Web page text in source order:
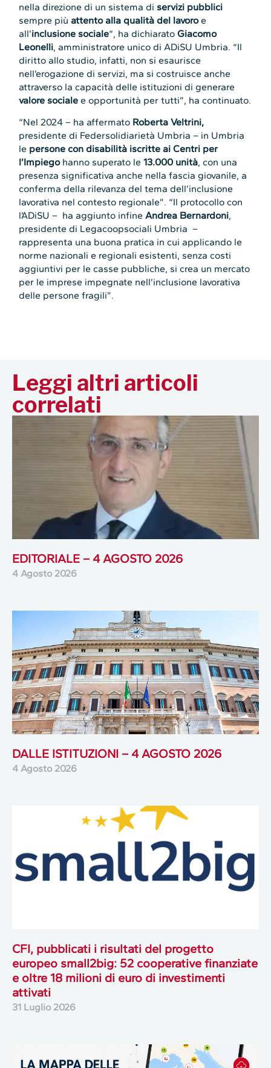
nella direzione di un sistema di servizi pubblici
sempre piùattento alla qualità del lavoroe
all’inclusione sociale“, ha dichiaratoGiacomo
Leonelli, amministratore unico di ADiSU Umbria. “Il
diritto allo studio, infatti, non si esaurisce
nell’erogazione di servizi, ma si costruisce anche
attraverso la capacità delle istituzioni di generare
valore socialee opportunità per tutti”, ha continuato.
“Nel 2024 – ha affermato Roberta Veltrini,
presidente di Federsolidiarietà Umbria – in Umbria
le persone con disabilità iscritte ai Centri per
l’Impiegohanno superato le13.000 unità, con una
presenza significativa anche nella fascia giovanile, a
conferma della rilevanza del tema dell’inclusione
lavorativa nel contesto regionale”. “Il protocollo con
l’ADiSU – ha aggiunto infineAndrea Bernardoni,
presidente di Legacoopsociali Umbria –
rappresenta una buona pratica in cui applicando le
norme nazionali e regionali esistenti, senza costi
aggiuntivi per le casse pubbliche, si crea un mercato
per le imprese impegnate nell’inclusione lavorativa
delle persone fragili”.
Leggi altri articoli
correlati
EDITORIALE – 4 AGOSTO 2026
4 Agosto 2026
DALLE ISTITUZIONI – 4 AGOSTO 2026
4 Agosto 2026
CFI, pubblicati i risultati del progetto
europeo small2big: 52 cooperative finanziate
e oltre 18 milioni di euro di investimenti
attivati
31 Luglio 2026